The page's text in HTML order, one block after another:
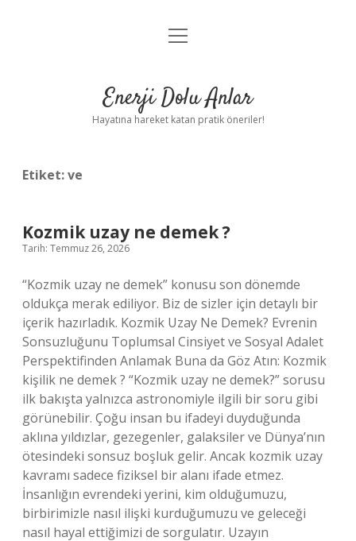
Anasayfa
Yasal Uyarı
menüyü
Enerji Dolu Anlar
Hayatına hareket katan pratik öneriler!
Etiket:ve
Kozmik uzay ne demek ?
Tarih: Temmuz 26, 2026
“Kozmik uzay ne demek” konusu son dönemde
oldukça merak ediliyor. Biz de sizler için detaylı bir
içerik hazırladık. Kozmik Uzay Ne Demek? Evrenin
Sonsuzluğunu Toplumsal Cinsiyet ve Sosyal Adalet
Perspektifinden Anlamak Buna da Göz Atın: Kozmik
kişilik ne demek ? “Kozmik uzay ne demek?” sorusu
ilk bakışta yalnızca astronomiyle ilgili bir soru gibi
görünebilir. Çoğu insan bu ifadeyi duyduğunda
aklına yıldızlar, gezegenler, galaksiler ve Dünya’nın
ötesindeki sonsuz boşluk gelir. Ancak kozmik uzay
kavramı sadece fiziksel bir alanı ifade etmez.
İnsanlığın evrendeki yerini, kim olduğumuzu,
birbirimizle nasıl ilişki kurduğumuzu ve geleceği
nasıl hayal ettiğimizi de sorgulatır. Uzayın